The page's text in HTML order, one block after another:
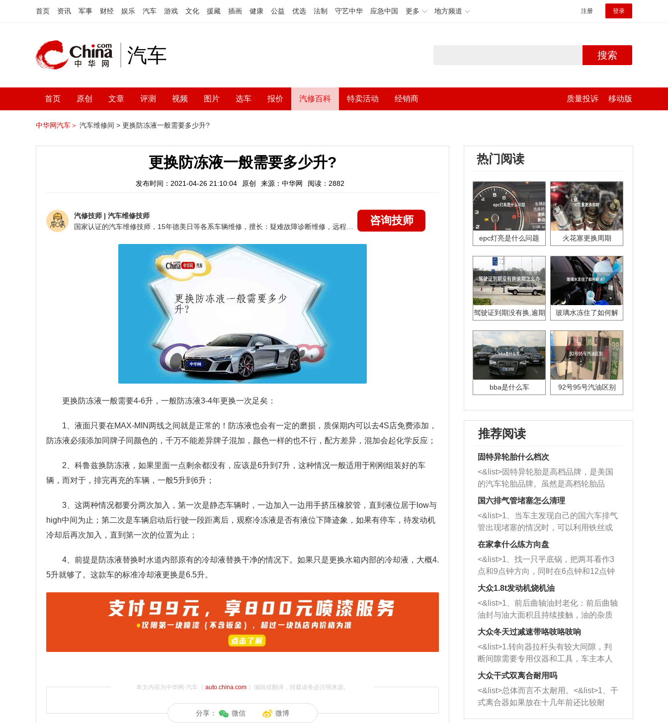
首页 资讯 军事 财经 娱乐 汽车 游戏 文化 援藏 插画 健康 公益 优选 法制 守艺中华 应急中国 更多 地方频道 注册 登录
汽车 搜索
首页 原创 文章 评测 视频 图片 选车 报价 汽修百科 特卖活动 经销商 质量投诉 移动版
中华网汽车＞ 汽车维修间 > 更换防冻液一般需要多少升?
更换防冻液一般需要多少升?
发布时间：2021-04-26 21:10:04 原创 来源：中华网 阅读：2882
汽修技师 | 汽车维修技师
咨询技师
更换防冻液一般需要4-6升，一般防冻液3-4年更换一次足矣：
1、液面只要在MAX-MIN两线之间就是正常的！防冻液也会有一定的磨损，质保期内可以去4S店免费添加，
防冻液必须添加同牌子同颜色的，千万不能差异牌子混加，颜色一样的也不行，配方差异，混加会起化学反应；
2、科鲁兹换防冻液，如果里面一点剩余都没有，应该是6升到7升，这种情况一般适用于刚刚组装好的车
辆，而对于，排完再充的车辆，一般5升到6升；
3、这两种情况都要分两次加入，第一次是静态车辆时，一边加入一边用手挤压橡胶管，直到液位居于low与
high中间为止；第二次是车辆启动后行驶一段距离后，观察冷冻液是否有液位下降迹象，如果有停车，待发动机
冷却后再次加入，直到第一次的位置为止；
4、前提是防冻液替换时水道内部原有的冷却液替换干净的情况下。如果只是更换水箱内部的冷却液，大概4.
5升就够了。这款车的标准冷却液更换是6.5升。
本文内容为中华网·汽车（ auto.china.com）编辑或翻译，转载请务必注明来源。
分享： 微信 微博
热门阅读
epc灯亮是什么问题 火花塞更换周期
驾驶证到期没有换,逾期
玻璃水冻住了如何解
bba是什么车 92号95号汽油区别
推荐阅读
固特异轮胎什么档次
<&list>固特异轮胎是高档品牌，是美国
的汽车轮胎品牌。虽然是高档轮胎品
牌，但是中高低端的轮胎都有生产，这
也是为了更好的开拓市场。
国六排气管堵塞怎么清理
<&list>1、当车主发现自己的国六车排气
管出现堵塞的情况时，可以利用铁丝或
者是细棍，直接将杂物给取出来，如果
堵塞情况比较严重，也可以采取应急措
施。 <&list>2、直接利用木棍将所有的
杂物推到排气管里面的位置处，然后将
三元催化器拆解开，就可以将堵塞的东
西取出来。但如果是因为积碳过多引起
的堵塞，就需要将三元催化器泡在草酸
洗剂对堵塞的情况得到解决，将清洗剂
放在燃油箱中，与燃油混合后，车辆启
动时，就可以和汽油一起进入到燃烧
室，最后形成废气排出，就可以让三元
催化器得到清洗，排气管堵塞的情况就
能够得到解决。
在家拿什么练方向盘
<&list>1、找一只平底锅，把两耳看作3
点和9点钟方向，同时在6点钟和12点钟
方向做一个标记。 <&list>2、双手握住
一圈半的练习，往右同样也要打相同的
圈数。 <&list>3、最后强调要反复练
习，这样就可以形成肌肉记忆，在真实
驾驶车辆时，不需要记忆也能打好方
向。
大众1.8t发动机烧机油
<&list>1、前后曲轴油封老化：前后曲轴
油封与油大面积且持续接触，油的杂质
和发动机内持续温度变化使其密封效果
逐渐减弱，导致渗油或漏油。<&list>2、
活塞间隙过大：积碳会使活塞环与缸体
的间隙扩大，导致机油流入燃烧室中，
造成烧机油。<&list>3、机油粘度。使用
机油粘度过小的话，同样会有烧机油现
象，机油粘度过小具有很好的流动性，
大众冬天过减速带咯吱咯吱响
<&list>1.转向器拉杆头有较大间隙，判
断间隙需要专用仪器和工具，车主本人
无法制作，需要将车辆送到修理厂或4s
店；<&list>2.车辆半轴套管防尘罩破
裂，破裂后会出现漏油现象，使半轴磨
损严重，磨损的半轴容易损坏，产生异
响；<&list>3.稳定器的转向胶套和球头
大众干式双离合耐用吗
<&list>总体而言不太耐用。<&list>1、干
式离合器如果放在十几年前还比较耐